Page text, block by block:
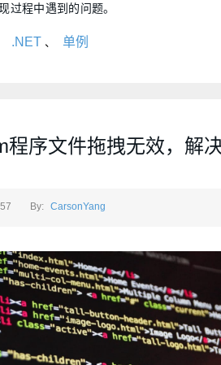
过程中遇到的问题。
.NET 、 单例
程序文件拖拽无效，解
By: CarsonYang